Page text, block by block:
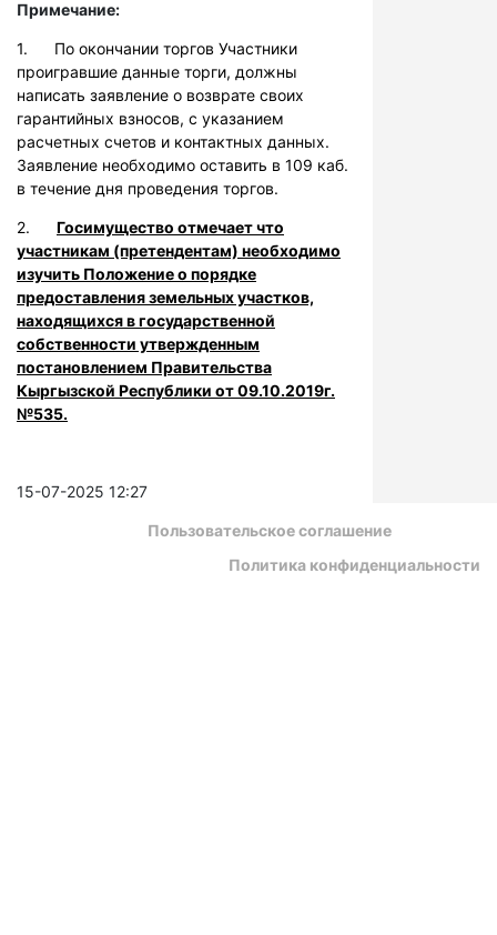
Примечание:
1. По окончании торгов Участники
проигравшие данные торги, должны
написать заявление о возврате своих
гарантийных взносов, с указанием
расчетных счетов и контактных данных.
Заявление необходимо оставить в 109 каб.
в течение дня проведения торгов.
2. Госимущество отмечает что
участникам (претендентам) необходимо
изучить Положение о порядке
предоставления земельных участков,
находящихся в государственной
собственности утвержденным
постановлением Правительства
Кыргызской Республики от 09.10.2019г.
№535.
15-07-2025 12:27
Пользовательское соглашение
Политика конфиденциальности